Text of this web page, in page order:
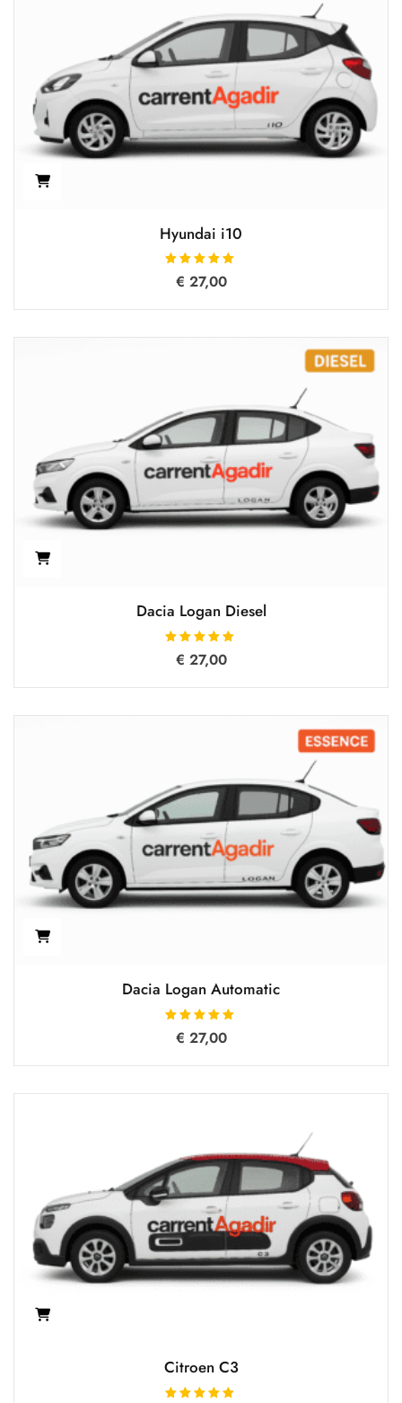
Hyundai i10
تم التقييم
5.00
€ 27,00
Dacia Logan Diesel
تم التقييم
5.00
€ 27,00
Dacia Logan Automatic
تم التقييم
5.00
€ 27,00
Citroen C3